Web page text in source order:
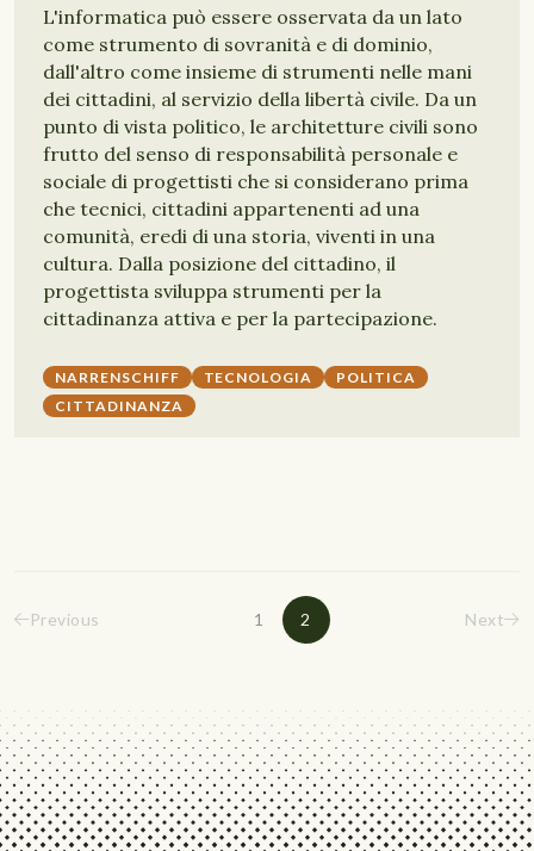
L'informatica può essere osservata da un lato
come strumento di sovranità e di dominio,
dall'altro come insieme di strumenti nelle mani
dei cittadini, al servizio della libertà civile. Da un
punto di vista politico, le architetture civili sono
frutto del senso di responsabilità personale e
sociale di progettisti che si considerano prima
che tecnici, cittadini appartenenti ad una
comunità, eredi di una storia, viventi in una
cultura. Dalla posizione del cittadino, il
progettista sviluppa strumenti per la
cittadinanza attiva e per la partecipazione.
NARRENSCHIFF TECNOLOGIA
POLITICA
CITTADINANZA
Previous 1 2 Next